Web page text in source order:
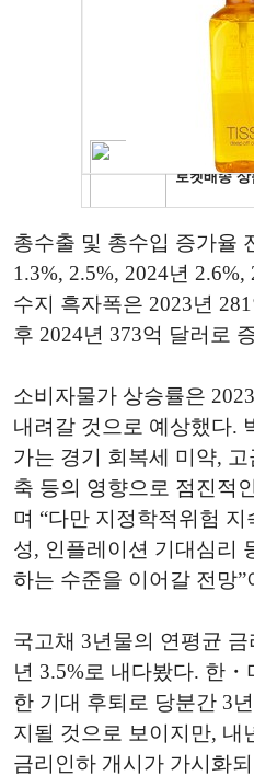
총수출 및 총수입 증가율
1.3%, 2.5%, 2024년
수지 흑자폭은 2023년
후 2024년 373억 달러로
소비자물가 상승률은
내려갈 것으로 예상했다.
가는 경기 회복세 미약,
축 등의 영향으로 점진적
며 “다만 지정학적위험
성, 인플레이션 기대심리
하는 수준을 이어갈 전망”
국고채 3년물의 연평균
년 3.5%로 내다봤다. 한
한 기대 후퇴로 당분간 3
지될 것으로 보이지만, 내
금리인하 개시가 가시화